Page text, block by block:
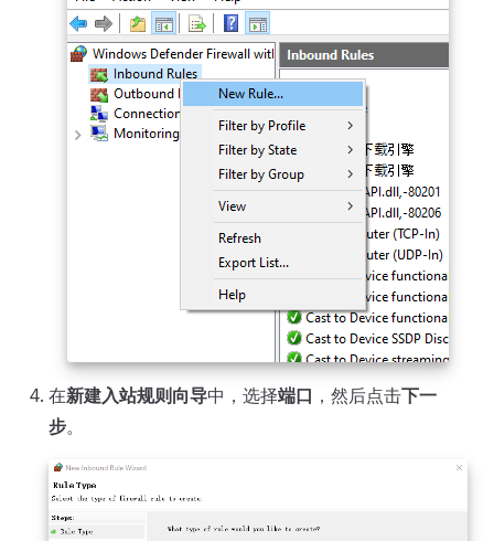
在新建入站规则向导中，选择端口 ，然后点击下一
步。